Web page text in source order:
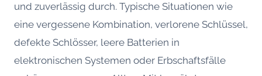
und zuverlässig durch. Typische Situationen wie
eine vergessene Kombination, verlorene Schlüssel,
defekte Schlösser, leere Batterien in
elektronischen Systemen oder Erbschaftsfälle